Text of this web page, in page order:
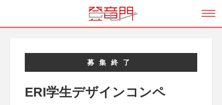
募集終了
ERI学生デザインコンペ